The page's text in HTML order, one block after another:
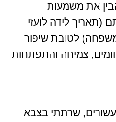
את משמעות
(תאריך לידה לועזי
לטובת שיפור
צמיחה והתפתחות
שרתתי בצבא